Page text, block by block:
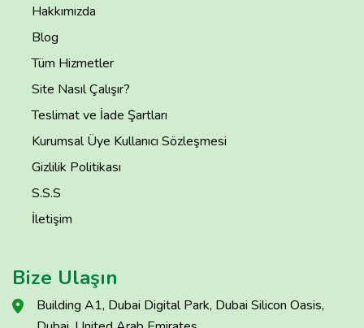
Hakkımızda
Blog
Tüm Hizmetler
Site Nasıl Çalışır?
Teslimat ve İade Şartları
Kurumsal Üye Kullanıcı Sözleşmesi
Gizlilik Politikası
S.S.S
İletişim
Bize Ulaşın
Building A1, Dubai Digital Park, Dubai Silicon Oasis,